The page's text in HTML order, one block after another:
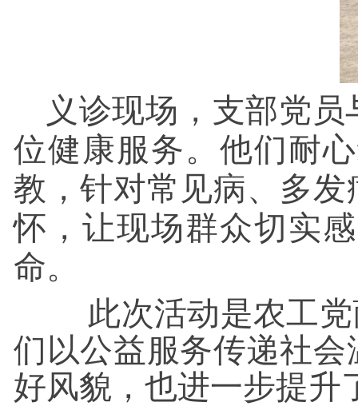
义诊现场，支部党
位健康服务。他们耐
教，针对常见病、多
怀，让现场群众切实
命。
此次活动是农工党
们以公益服务传递社
好风貌，也进一步提升